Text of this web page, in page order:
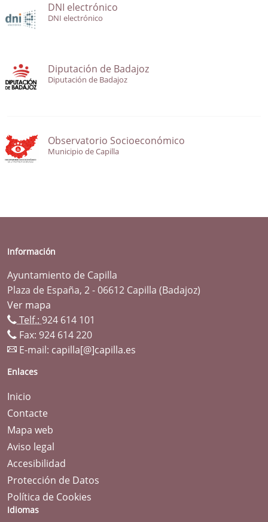
DNI electrónico
DNI electrónico
Diputación de Badajoz
Diputación de Badajoz
Observatorio Socioeconómico
Municipio de Capilla
Información
Ayuntamiento de Capilla
Plaza de España, 2 - 06612 Capilla (Badajoz)
Ver mapa
Telf.: 924 614 101
Fax: 924 614 220
E-mail: capilla[@]capilla.es
Enlaces
Inicio
Contacte
Mapa web
Aviso legal
Accesibilidad
Protección de Datos
Política de Cookies
Idiomas